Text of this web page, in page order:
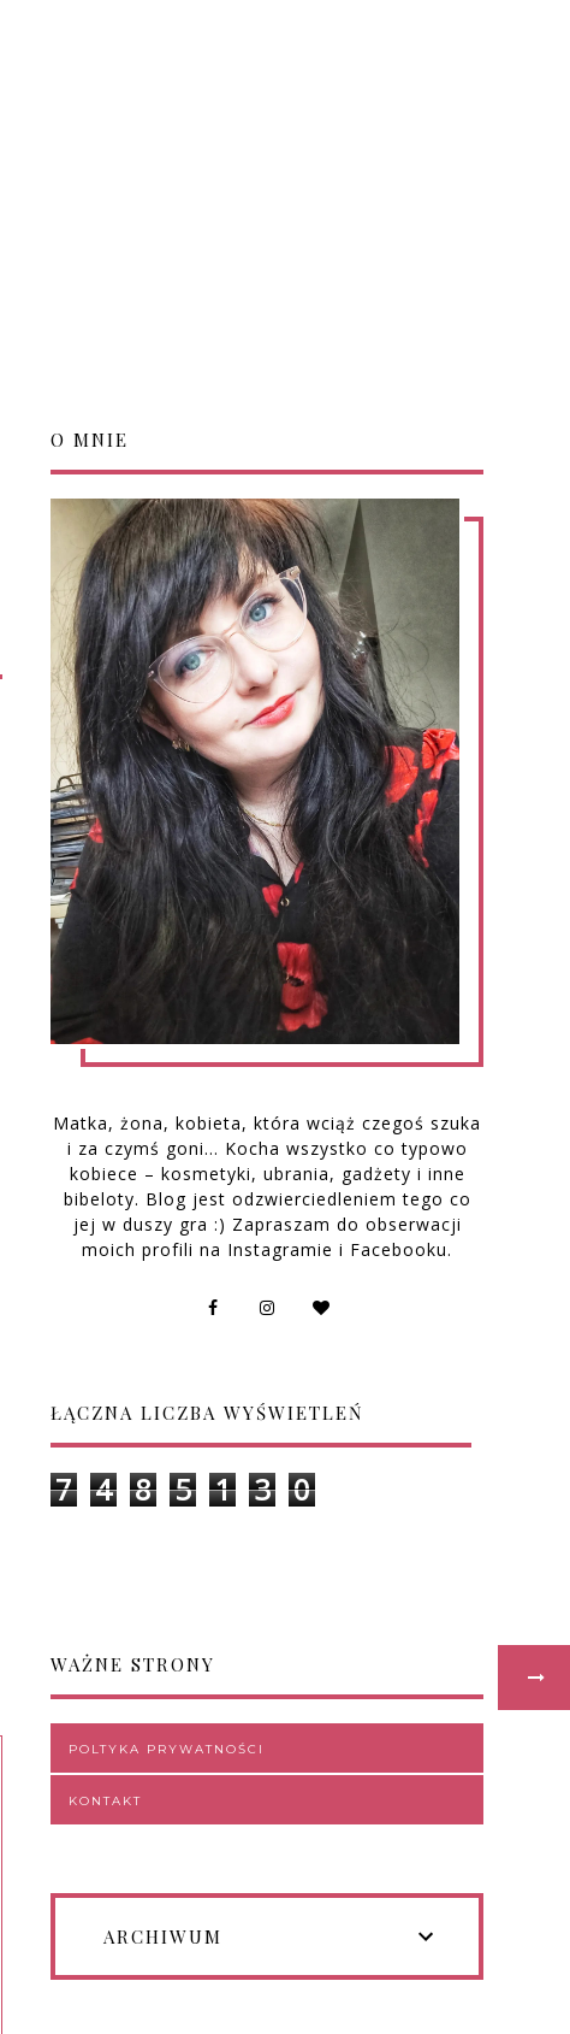
O MNIE
Matka, żona, kobieta, która wciąż czegoś szuka
i za czymś goni… Kocha wszystko co typowo
kobiece – kosmetyki, ubrania, gadżety i inne
bibeloty. Blog jest odzwierciedleniem tego co
jej w duszy gra :) Zapraszam do obserwacji
moich profili na Instagramie i Facebooku.
ŁĄCZNA LICZBA WYŚWIETLEŃ
7 4 8 5 1 3 0
WAŻNE STRONY
POLTYKA PRYWATNOŚCI
KONTAKT
ARCHIWUM